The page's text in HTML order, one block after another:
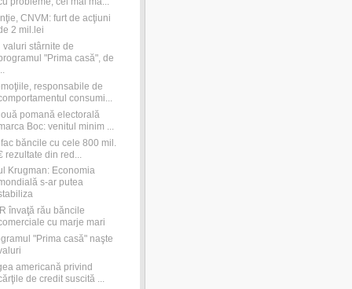
CNVM: furt de acţiuni
2 mil.lei
valuri stârnite de
"Prima casă", de
responsabile de
consumi...
pomană electorală
Boc: venitul minim ...
băncile cu cele 800 mil.
rezultate din red...
Krugman: Economia
s-ar putea
învaţă rău băncile
cu marje mari
"Prima casă" naşte
americană privind
de credit suscită ...